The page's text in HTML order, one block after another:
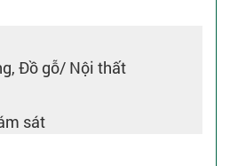
Đồ gỗ/ Nội thất
sát